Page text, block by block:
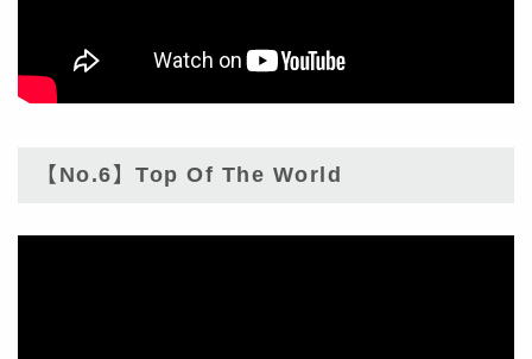
【No.6】Top Of The World